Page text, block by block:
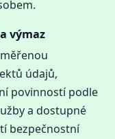
výmaz
údajů,
povinností podle
a dostupné
bezpečnostní